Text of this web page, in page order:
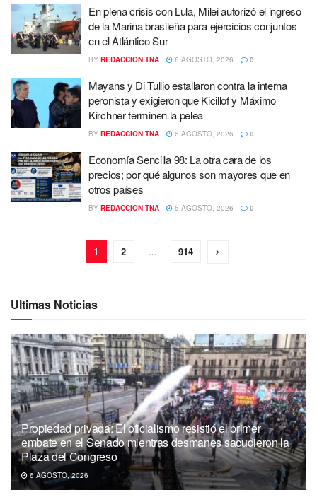
En plena crisis con Lula, Milei autorizó el ingreso
de la Marina brasileña para ejercicios conjuntos
en el Atlántico Sur
BY REDACCION TNA 6 AGOSTO, 2026 0
Mayans y Di Tullio estallaron contra la interna
peronista y exigieron que Kicillof y Máximo
Kirchner terminen la pelea
BY REDACCION TNA 6 AGOSTO, 2026 0
Economía Sencilla 98: La otra cara de los
precios; por qué algunos son mayores que en
otros países
BY REDACCION TNA 5 AGOSTO, 2026 0
1 2 … 914
Ultimas Noticias
Propiedad privada: El oficialismo resistió el primer
embate en el Senado mientras desmanes sacudieron la
Plaza del Congreso
6 AGOSTO, 2026